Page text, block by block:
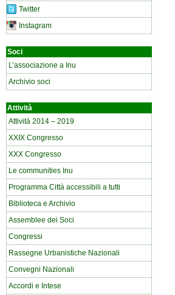
Twitter
Instagram
Soci
L’associazione a Inu
Archivio soci
Attività
Attività 2014 – 2019
XXIX Congresso
XXX Congresso
Le communities Inu
Programma Città accessibili a tutti
Biblioteca e Archivio
Assemblee dei Soci
Congressi
Rassegne Urbanistiche Nazionali
Convegni Nazionali
Accordi e Intese